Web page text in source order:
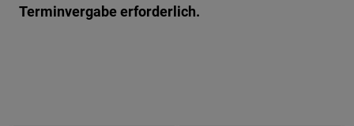
Terminvergabe erforderlich.